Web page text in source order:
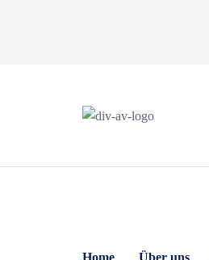
Home Über uns